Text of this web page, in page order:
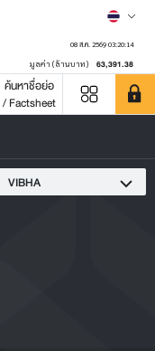
08 ส.ค. 2569 03:20:14
มูลค่า (ล้านบาท) 63,391.38
ค้นหาชื่อย่อ
/ Factsheet
VIBHA